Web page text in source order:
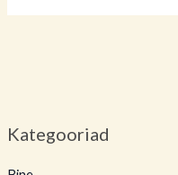
Kategooriad